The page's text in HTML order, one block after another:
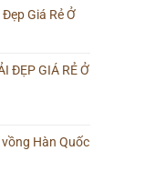
Giá Rẻ Ở
ĐẸP GIÁ RẺ Ở
Hàn Quốc